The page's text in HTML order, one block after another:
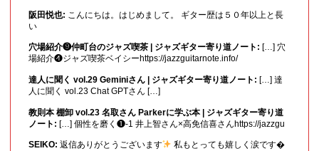
阪田悦也: こんにちは。はじめまして。 ギター歴は５０年以上と長
い
穴場紹介❾仲町台のジャズ喫茶 | ジャズギター寄り道ノート: […] 穴
場紹介❹ジャズ喫茶ベイシーhttps://jazzguitarnote.info/
達人に聞く vol.29 Geminiさん | ジャズギター寄り道ノート: […] 達
人に聞く vol.23 Chat GPTさん […]
教則本 棚卸 vol.23 名取さん Parkerに学ぶ本 | ジャズギター寄り道
ノート: […] 個性を磨く❶-1 井上智さん×高免信喜さんhttps://jazzgu
SEIKO: 返信ありがとうございます 私もとっても嬉しく涙です�